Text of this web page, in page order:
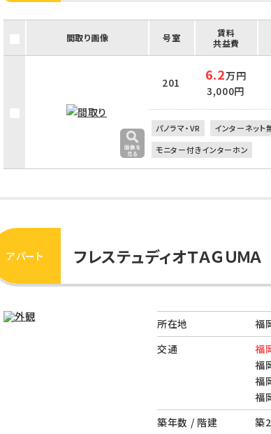
間取り画像 号室
賃料
共益費
201 6.2万円
3,000円
パノラマ・VR インターネット
モニター付きインターホン
アパート フレステュディオＴＡＧＵＭＡ
所在地
福
交通
福
福
福
福
築年数 / 階建
築